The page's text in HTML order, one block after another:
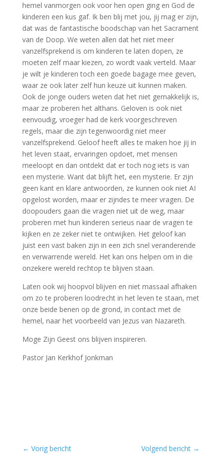
hemel vanmorgen ook voor hen open ging en God de
kinderen een kus gaf. Ik ben blij met jou, jij mag er zijn,
dat was de fantastische boodschap van het Sacrament
van de Doop. We weten allen dat het niet meer
vanzelfsprekend is om kinderen te laten dopen, ze
moeten zelf maar kiezen, zo wordt vaak verteld. Maar
je wilt je kinderen toch een goede bagage mee geven,
waar ze ook later zelf hun keuze uit kunnen maken.
Ook de jonge ouders weten dat het niet gemakkelijk is,
maar ze proberen het althans. Geloven is ook niet
eenvoudig, vroeger had de kerk voorgeschreven
regels, maar die zijn tegenwoordig niet meer
vanzelfsprekend. Geloof heeft alles te maken hoe jij in
het leven staat, ervaringen opdoet, met mensen
meeloopt en dan ontdekt dat er toch nog iets is van
een mysterie. Want dat blijft het, een mysterie. Er zijn
geen kant en klare antwoorden, ze kunnen ook niet AI
opgelost worden, maar er zijndes te meer vragen. De
doopouders gaan die vragen niet uit de weg, maar
proberen met hun kinderen serieus naar de vragen te
kijken en ze zeker niet te ontwijken. Het geloof kan
juist een vast baken zijn in een zich snel veranderende
en verwarrende wereld. Het kan ons helpen om in die
onzekere wereld rechtop te blijven staan.
Laten ook wij hoopvol blijven en niet massaal afhaken
om zo te proberen loodrecht in het leven te staan, met
onze beide benen op de grond, in contact met de
hemel, naar het voorbeeld van Jezus van Nazareth.
Moge Zijn Geest ons blijven inspireren.
Pastor Jan Kerkhof Jonkman
← Vorig bericht Volgend bericht →